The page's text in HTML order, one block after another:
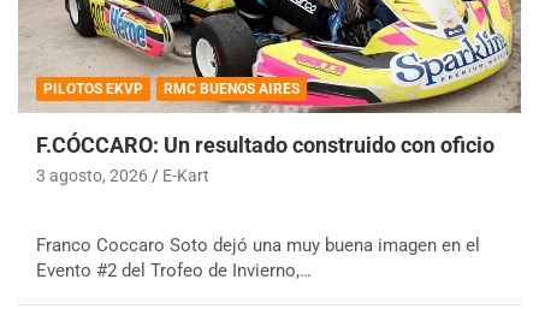
PILOTOS EKVP RMC BUENOS AIRES
F.CÓCCARO: Un resultado construido con oficio
3 agosto, 2026 E-Kart
Franco Coccaro Soto dejó una muy buena imagen en el
Evento #2 del Trofeo de Invierno,…